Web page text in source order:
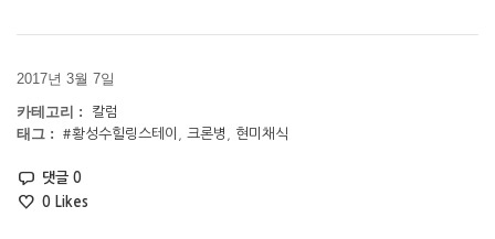
2017년 3월 7일
카테고리 :
칼럼
태그 : #황성수힐링스테이 크론병 현미채식
댓글 0
0 Likes